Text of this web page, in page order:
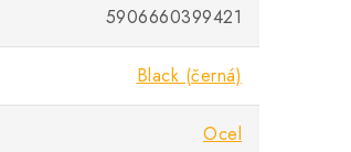
5906660399421
Black (černá)
Ocel